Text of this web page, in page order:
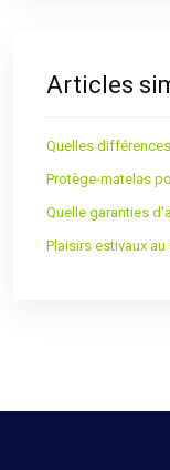
Articles
Quelles
Protège-matelas
Quelle garanties
Plaisirs estivaux